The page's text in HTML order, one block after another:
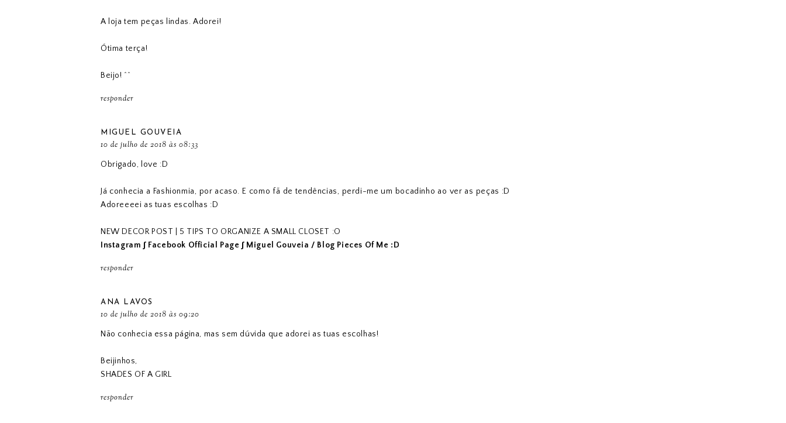
A loja tem peças lindas. Adorei!
Ótima terça!
Beijo! ^^
responder
MIGUEL GOUVEIA
10 de julho de 2018 às 08:33
Obrigado, love :D
Já conhecia a Fashionmia, por acaso. E como fã de tendências, perdi-me um bocadinho ao ver as peças :D
Adoreeeei as tuas escolhas :D
NEW DECOR POST | 5 TIPS TO ORGANIZE A SMALL CLOSET :O
Instagram ∫ Facebook Official Page ∫ Miguel Gouveia / Blog Pieces Of Me :D
responder
ANA LAVOS
10 de julho de 2018 às 09:20
Não conhecia essa página, mas sem dúvida que adorei as tuas escolhas!
Beijinhos,
SHADES OF A GIRL
responder